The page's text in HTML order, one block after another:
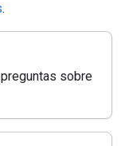
.
sobre